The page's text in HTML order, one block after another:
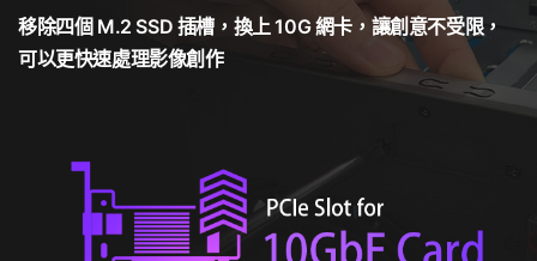
移除四個 M.2 SSD 插槽，換上 10G 網卡，讓創意不受限，
可以更快速處理影像創作